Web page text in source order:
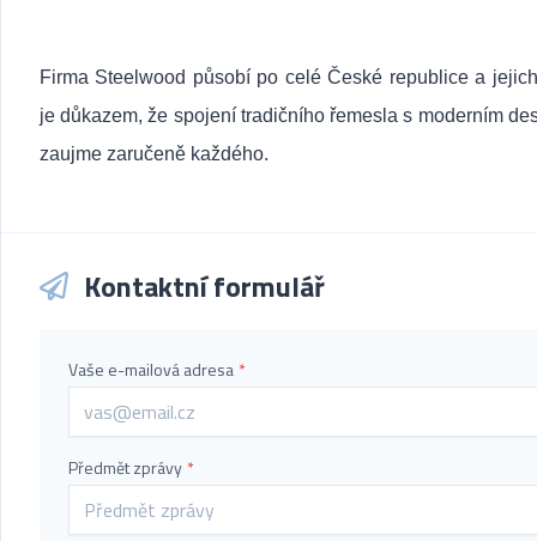
Firma Steelwood působí po celé České republice a
je důkazem, že spojení tradičního řemesla s moderním
zaujme zaručeně každého.
Kontaktní formulář
Vaše e-mailová adresa *
Předmět zprávy *